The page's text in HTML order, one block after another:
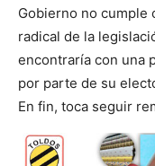
Gobierno no cumple
radical de la
encontraría con una
por parte de su
En fin, toca seguir